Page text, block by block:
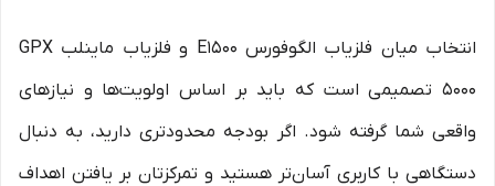
انتخاب میان فلزیاب الگوفورس E1500 و فلزیاب ماینلب GPX
5000 تصمیمی است که باید بر اساس اولویت‌ها و نیازهای
واقعی شما گرفته شود. اگر بودجه محدودتری دارید، به دنبال
دستگاهی با کاربری آسان‌تر هستید و تمرکزتان بر یافتن اهداف